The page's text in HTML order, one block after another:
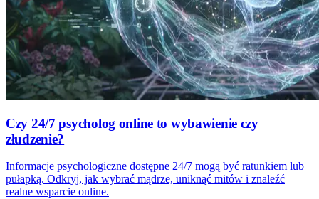
Czy 24/7 psycholog online to wybawienie czy
złudzenie?
Informacje psychologiczne dostępne 24/7 mogą być ratunkiem lub
pułapką. Odkryj, jak wybrać mądrze, uniknąć mitów i znaleźć
realne wsparcie online.